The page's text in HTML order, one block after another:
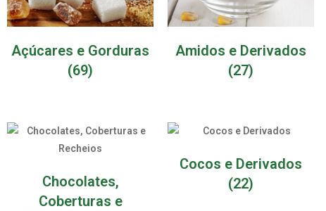
Açúcares e Gorduras
(69)
Amidos e Derivados
(27)
Chocolates,
Coberturas e
Cocos e Derivados
(22)